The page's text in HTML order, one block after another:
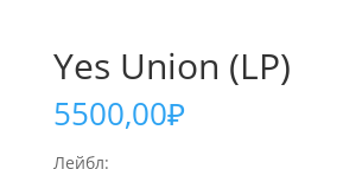
Yes Union (LP)
5500,00₽
Лейбл: